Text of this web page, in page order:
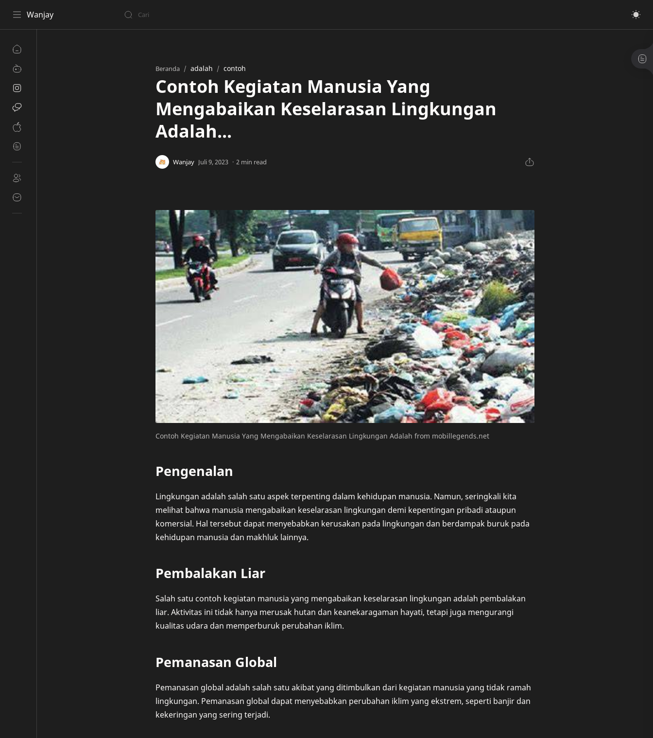
Wanjay
Beranda adalah contoh
Contoh Kegiatan Manusia Yang
Mengabaikan Keselarasan Lingkungan
Adalah...
2 min read
Contoh Kegiatan Manusia Yang Mengabaikan Keselarasan Lingkungan Adalah from mobillegends.net
Pengenalan
Lingkungan adalah salah satu aspek terpenting dalam kehidupan manusia. Namun, seringkali kita
melihat bahwa manusia mengabaikan keselarasan lingkungan demi kepentingan pribadi ataupun
komersial. Hal tersebut dapat menyebabkan kerusakan pada lingkungan dan berdampak buruk pada
kehidupan manusia dan makhluk lainnya.
Pembalakan Liar
Salah satu contoh kegiatan manusia yang mengabaikan keselarasan lingkungan adalah pembalakan
liar. Aktivitas ini tidak hanya merusak hutan dan keanekaragaman hayati, tetapi juga mengurangi
kualitas udara dan memperburuk perubahan iklim.
Pemanasan Global
Pemanasan global adalah salah satu akibat yang ditimbulkan dari kegiatan manusia yang tidak ramah
lingkungan. Pemanasan global dapat menyebabkan perubahan iklim yang ekstrem, seperti banjir dan
kekeringan yang sering terjadi.